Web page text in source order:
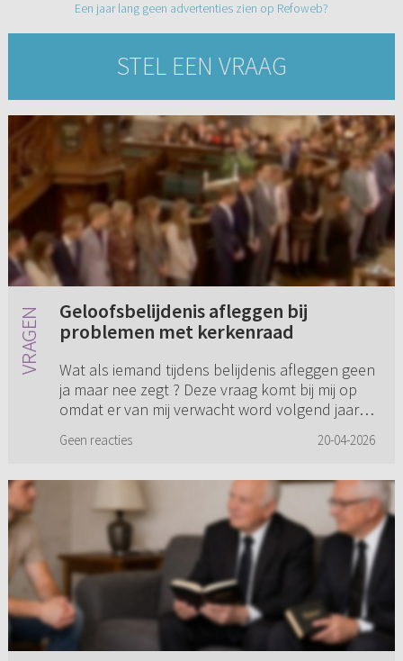
Een jaar lang geen advertenties zien op Refoweb?
STEL EEN VRAAG
Geloofsbelijdenis afleggen bij
problemen met kerkenraad
Wat als iemand tijdens belijdenis afleggen geen
ja maar nee zegt ? Deze vraag komt bij mij op
omdat er van mij verwacht word volgend jaar
aan geloof niet...
Geen reacties 20-04-2026